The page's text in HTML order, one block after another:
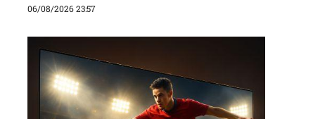
06/08/2026 23:57